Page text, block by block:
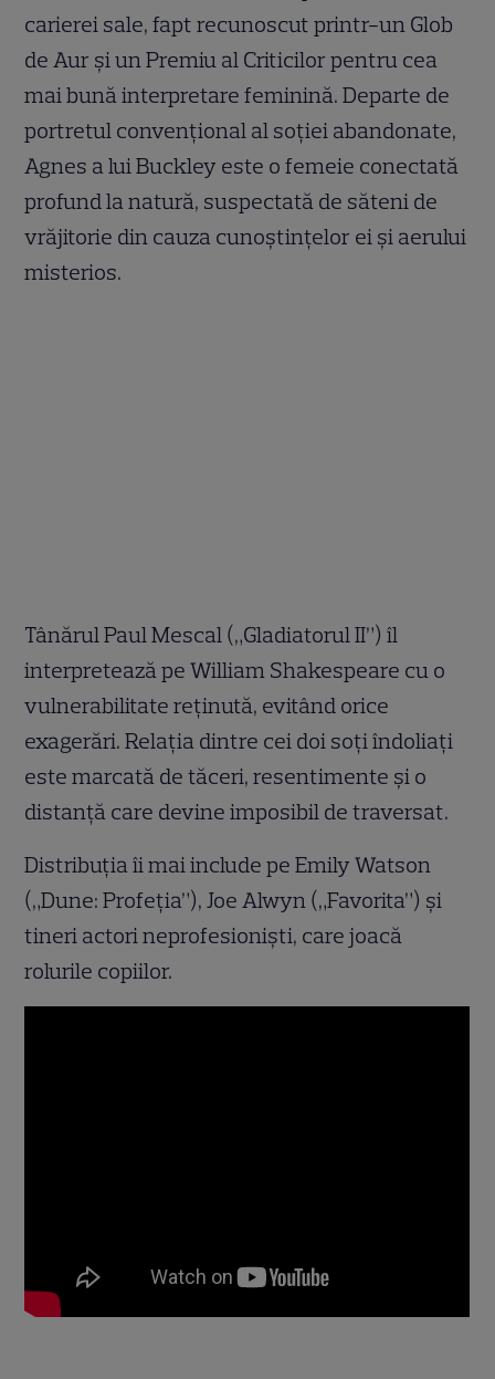
carierei sale, fapt recunoscut printr-un Glob
de Aur și un Premiu al Criticilor pentru cea
mai bună interpretare feminină. Departe de
portretul convențional al soției abandonate,
Agnes a lui Buckley este o femeie conectată
profund la natură, suspectată de săteni de
vrăjitorie din cauza cunoștințelor ei și aerului
misterios.
Tânărul Paul Mescal („Gladiatorul II”) îl
interpretează pe William Shakespeare cu o
vulnerabilitate reținută, evitând orice
exagerări. Relația dintre cei doi soți îndoliați
este marcată de tăceri, resentimente și o
distanță care devine imposibil de traversat.
Distribuția îi mai include pe Emily Watson
(„Dune: Profeția”), Joe Alwyn („Favorita”) și
tineri actori neprofesioniști, care joacă
rolurile copiilor.